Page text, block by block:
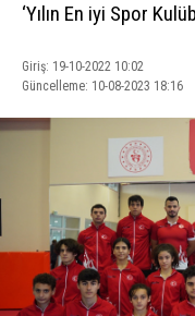
‘Yılın En iyi Spor
Giriş: 19-10-2022 10:02
Güncelleme: 10-08-2023 18:16